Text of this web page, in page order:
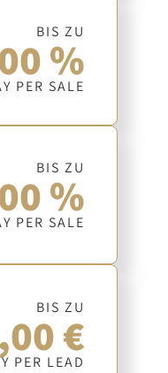
BIS ZU
%
PER SALE
BIS ZU
%
PER SALE
BIS ZU
€
PER LEAD